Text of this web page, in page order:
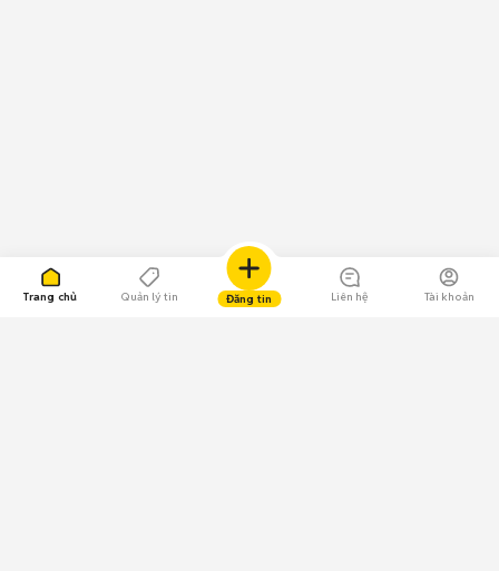
Trang chủ Quản lý tin Đăng tin Liên hệ Tài khoản